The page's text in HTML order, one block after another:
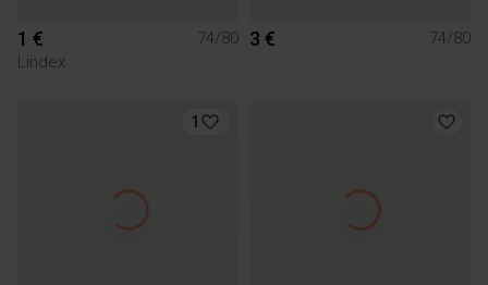
1 €
74/80
Lindex
3 € 74/80
1